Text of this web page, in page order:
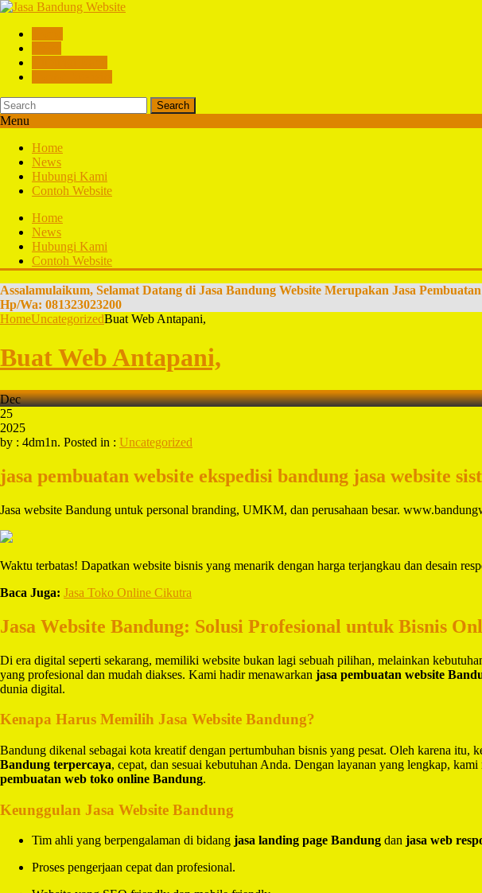
Search
Menu
Home
News
Hubungi Kami
Contoh Website
Home
News
Hubungi Kami
Contoh Website
Assalamulaikum, Selamat Datang di Jasa Bandung Website Merupakan Jasa
Hp/Wa: 081323023200
HomeUncategorizedBuat Web Antapani,
Buat Web Antapani,
Dec
25
2025
by : 4dm1n. Posted in : Uncategorized
jasa pembuatan website ekspedisi bandung jasa website
Jasa website Bandung untuk personal branding, UMKM, dan perusahaan besar.
Waktu terbatas! Dapatkan website bisnis yang menarik dengan harga terjangkau dan desain
Baca Juga: Jasa Toko Online Cikutra
Jasa Website Bandung: Solusi Profesional untuk Bisnis
Di era digital seperti sekarang, memiliki website bukan lagi sebuah pilihan, melainkan
yang profesional dan mudah diakses. Kami hadir menawarkan jasa pembuatan website
dunia digital.
Kenapa Harus Memilih Jasa Website Bandung?
Bandung dikenal sebagai kota kreatif dengan pertumbuhan bisnis yang pesat. Oleh karena itu,
Bandung terpercaya, cepat, dan sesuai kebutuhan Anda. Dengan layanan yang lengkap, kami
pembuatan web toko online Bandung.
Keunggulan Jasa Website Bandung
Tim ahli yang berpengalaman di bidang jasa landing page Bandung dan jasa web
Proses pengerjaan cepat dan profesional.